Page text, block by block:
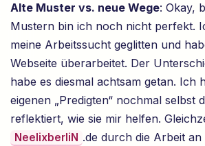
Alte Muster vs. neue Wege: Okay,
Mustern bin ich noch nicht perfekt.
meine Arbeitssucht geglitten und
Webseite überarbeitet. Der
habe es diesmal achtsam getan. Ich
eigenen „Predigten“ nochmal selbst
reflektiert, wie sie mir helfen.
NeelixberliN .de durch die Arbeit